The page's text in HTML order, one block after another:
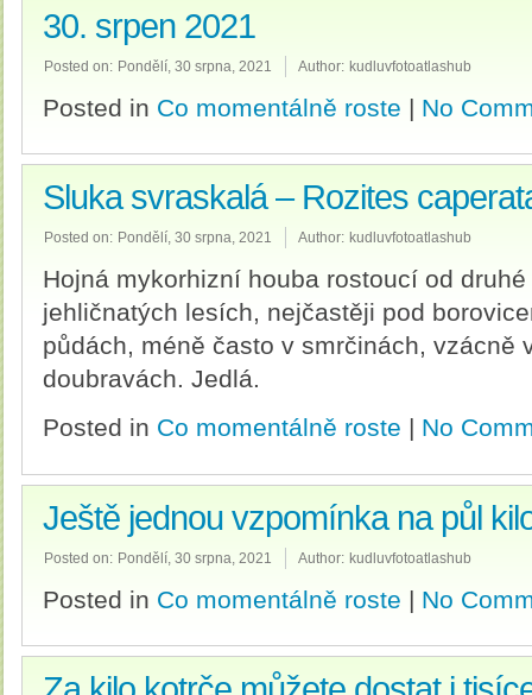
30. srpen 2021
Posted on: Pondělí, 30 srpna, 2021 Author: kudluvfotoatlashub
Posted in Co momentálně roste | No
Sluka svraskalá – Rozites
Posted on: Pondělí, 30 srpna, 2021 Author: kudluvfotoatlashub
Hojná mykorhizní houba rostoucí od
jehličnatých lesích, nejčastěji pod
půdách, méně často v smrčinách, vzácně
doubravách. Jedlá.
Posted in Co momentálně roste | No
Ještě jednou vzpomínka na půl
Posted on: Pondělí, 30 srpna, 2021 Author: kudluvfotoatlashub
Posted in Co momentálně roste | No